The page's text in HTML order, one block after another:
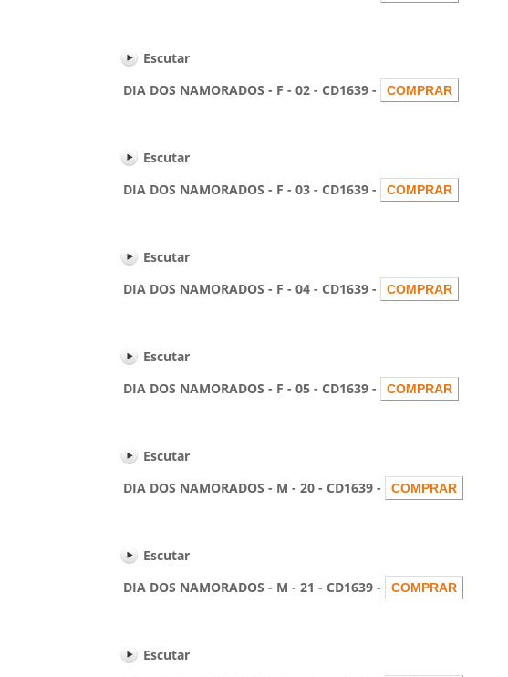
Escutar
DIA DOS NAMORADOS - F - 02 - CD1639 -
Escutar
DIA DOS NAMORADOS - F - 03 - CD1639 -
Escutar
DIA DOS NAMORADOS - F - 04 - CD1639 -
Escutar
DIA DOS NAMORADOS - F - 05 - CD1639 -
Escutar
DIA DOS NAMORADOS - M - 20 - CD1639 -
Escutar
DIA DOS NAMORADOS - M - 21 - CD1639 -
Escutar